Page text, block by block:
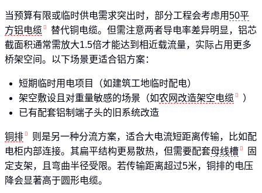
当预算有限或临时供电需求突出时，部分工程会考虑用50平
方铝电缆
替代铜电缆。但需注意两者导电率差异明显，铝芯
截面积通常需放大1.5倍才能达到相近载流量，实际占用更多
桥架空间。以下场景更适合铝方案：
短期临时用电项目（如建筑工地临时配电）
架空敷设且对重量敏感的场景（如农网改造架空电缆
）
已有配套铝制端子头的旧系统改造
铜排
则是另一种分流方案，适合大电流短距离传输，比如配
电柜内部连接。其扁平结构更易散热，但需要配套母线槽
固
定支架，且弯曲半径受限。若传输距离超过5米，铜排的电压
降会显著高于圆形电缆。